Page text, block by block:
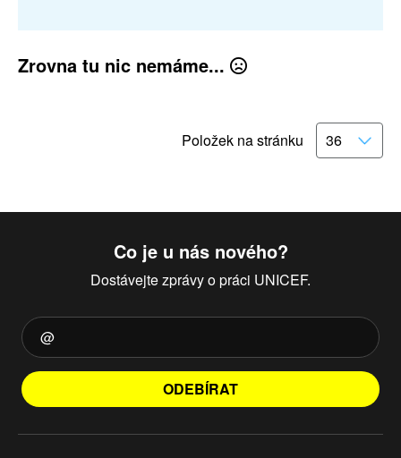
Zrovna tu nic nemáme...
Položek na stránku
Co je u nás nového?
Dostávejte zprávy o práci UNICEF.
ODEBÍRAT